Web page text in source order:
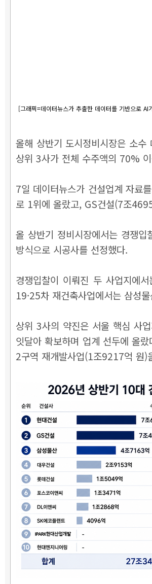
[그래픽=데이터뉴스가 추출한 데이터를 기반으로 AI
올해 상반기 도시정비시장은 소
상위 3사가 전체 수주액의 70%
7일 데이터뉴스가 건설업계 자료
로 1위에 올랐고, GS건설(7조
올 상반기 정비시장에서는 경쟁
방식으로 시공사를 선정했다.
경쟁입찰이 이뤄진 두 사업지에
19·25차 재건축사업에서는 삼성
상위 3사의 약진은 서울 핵심 사
잇달아 확보하며 업계 선두에 올
2구역 재개발사업(1조9217억 원)